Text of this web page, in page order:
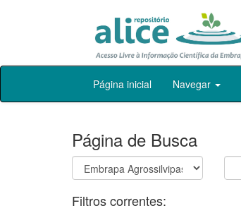
Skip
Página inicial Navegar
Página de Busca
Filtros correntes: